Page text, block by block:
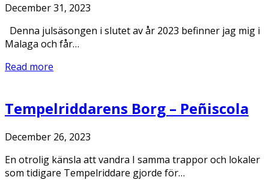
December 31, 2023
Denna julsäsongen i slutet av år 2023 befinner jag mig i
Malaga och får…
Read more
Tempelriddarens Borg – Peñiscola
December 26, 2023
En otrolig känsla att vandra I samma trappor och lokaler
som tidigare Tempelriddare gjorde för…